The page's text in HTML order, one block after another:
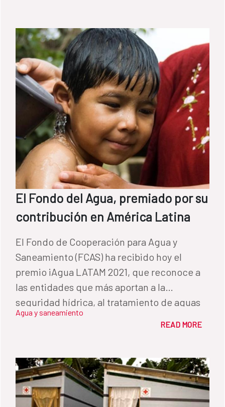
El Fondo del Agua, premiado por su
contribución en América Latina
El Fondo de Cooperación para Agua y
Saneamiento (FCAS) ha recibido hoy el
premio iAgua LATAM 2021, que reconoce a
las entidades que más aportan a la
seguridad hídrica, al tratamiento de aguas
residuales y a las mejoras en agua y
Agua y saneamiento
READ MORE